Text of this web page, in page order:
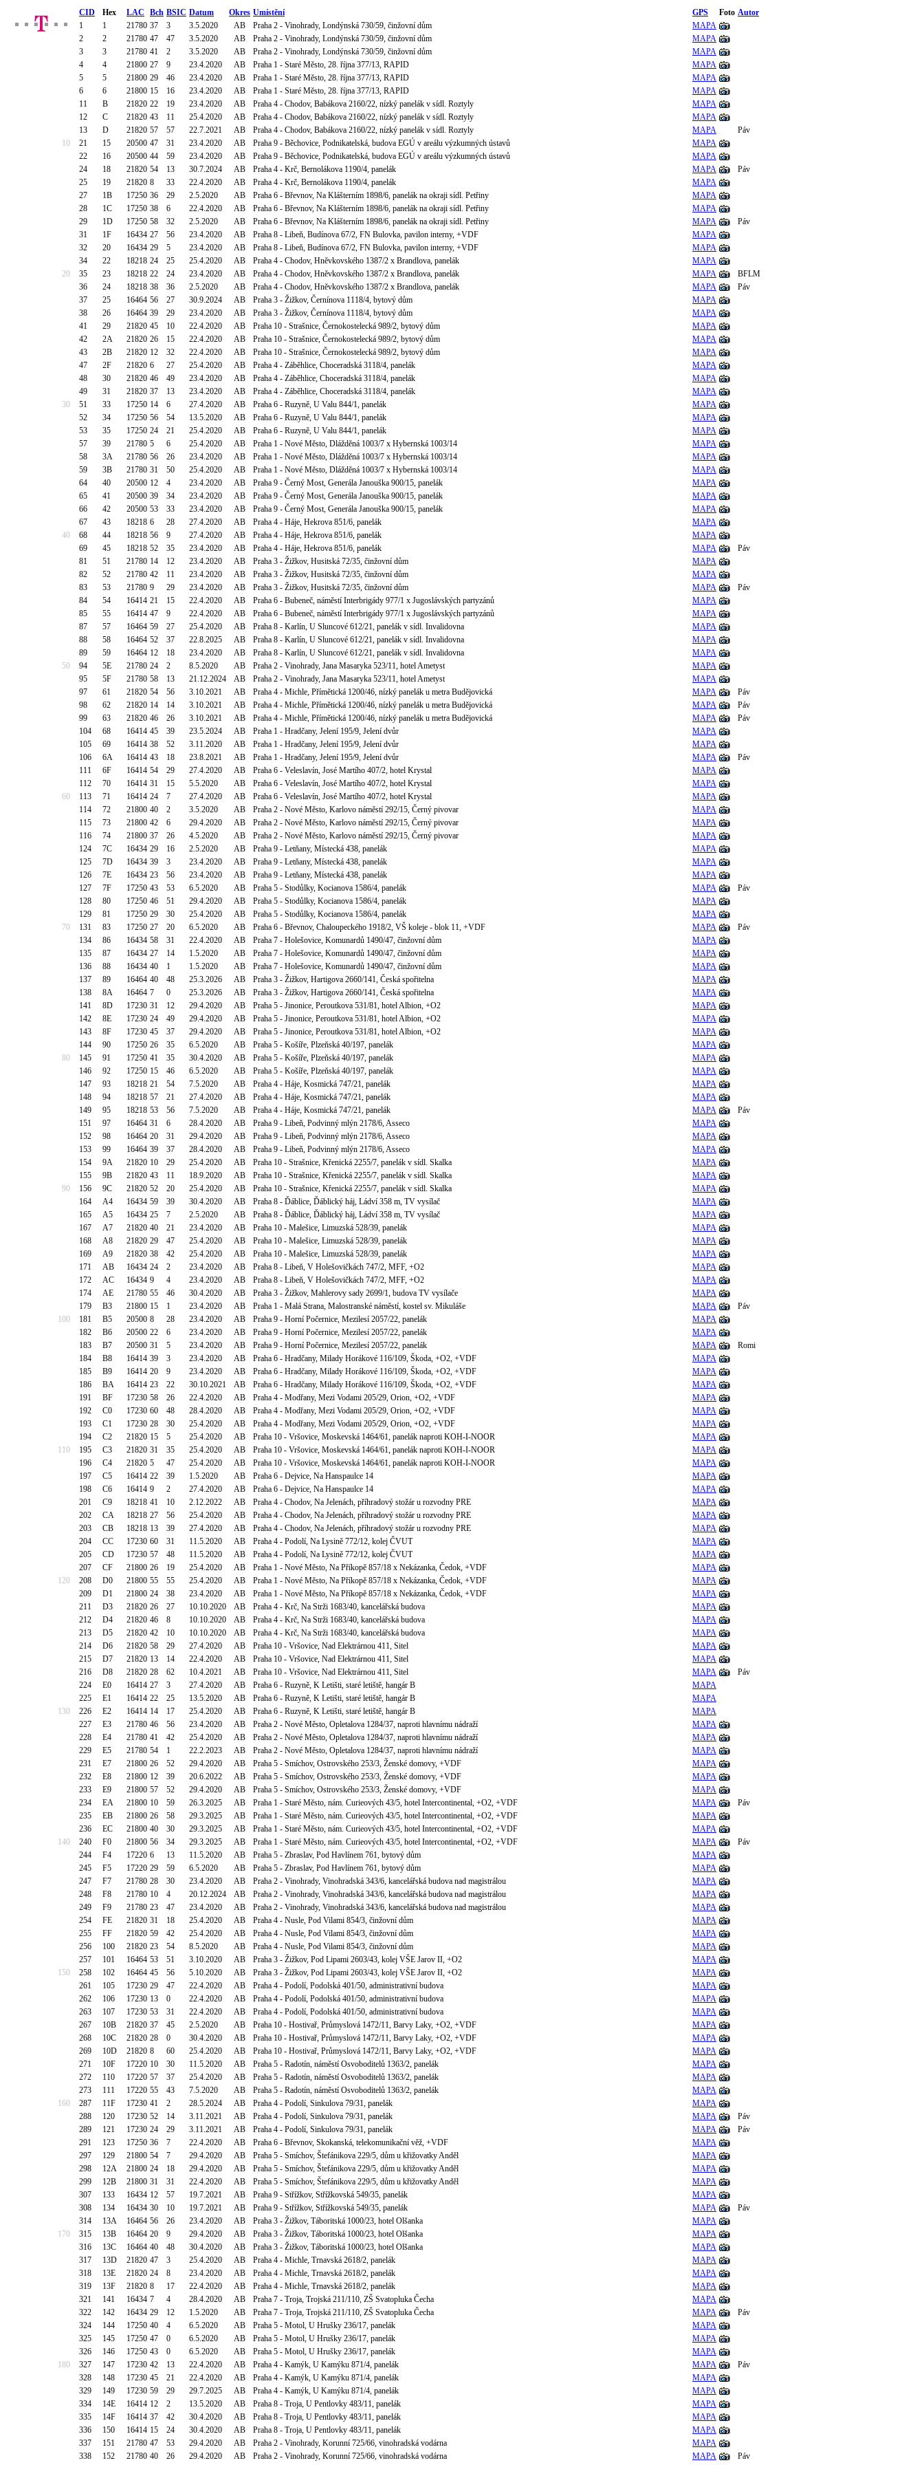
CID Hex LAC Bch BSIC Datum Okres Umístění GPS Foto Autor
1
1 21780 37 3 3.5.2020 AB Praha 2 - Vinohrady, Londýnská 730/59, činžovní dům
MAPA
2
2 21780 47 47 3.5.2020 AB Praha 2 - Vinohrady, Londýnská 730/59, činžovní dům
MAPA
3
3 21780 41 2 3.5.2020 AB Praha 2 - Vinohrady, Londýnská 730/59, činžovní dům
MAPA
4
4 21800 27 9 23.4.2020 AB Praha 1 - Staré Město, 28. října 377/13, RAPID
MAPA
5
5 21800 29 46 23.4.2020 AB Praha 1 - Staré Město, 28. října 377/13, RAPID
MAPA
6
6 21800 15 16 23.4.2020 AB Praha 1 - Staré Město, 28. října 377/13, RAPID
MAPA
11
B 21820 22 19 23.4.2020 AB Praha 4 - Chodov, Babákova 2160/22, nízký panelák v sídl. Roztyly
MAPA
12
C 21820 43 11 25.4.2020 AB Praha 4 - Chodov, Babákova 2160/22, nízký panelák v sídl. Roztyly
MAPA
13
D 21820 57 57 22.7.2021 AB Praha 4 - Chodov, Babákova 2160/22, nízký panelák v sídl. Roztyly MAPA
Páv
10
21 15 20500 47 31 23.4.2020 AB Praha 9 - Běchovice, Podnikatelská, budova EGÚ v areálu výzkumných ústavů
MAPA
22
16 20500 44 59 23.4.2020 AB Praha 9 - Běchovice, Podnikatelská, budova EGÚ v areálu výzkumných ústavů
MAPA
24
18 21820 54 13 30.7.2024 AB Praha 4 - Krč, Bernolákova 1190/4, panelák MAPA
Páv
25
19 21820 8 33 22.4.2020 AB Praha 4 - Krč, Bernolákova 1190/4, panelák
MAPA
27
1B 17250 36 29 2.5.2020 AB Praha 6 - Břevnov, Na Klášterním 1898/6, panelák na okraji sídl. Petřiny
MAPA
28
1C 17250 38 6 22.4.2020 AB Praha 6 - Břevnov, Na Klášterním 1898/6, panelák na okraji sídl. Petřiny
MAPA
29
1D 17250 58 32 2.5.2020 AB Praha 6 - Břevnov, Na Klášterním 1898/6, panelák na okraji sídl. Petřiny MAPA
Páv
31
1F 16434 27 56 23.4.2020 AB Praha 8 - Libeň, Budínova 67/2, FN Bulovka, pavilon interny, +VDF
MAPA
32
20 16434 29 5 23.4.2020 AB Praha 8 - Libeň, Budínova 67/2, FN Bulovka, pavilon interny, +VDF
MAPA
34
22 18218 24 25 25.4.2020 AB Praha 4 - Chodov, Hněvkovského 1387/2 x Brandlova, panelák
MAPA
20
35 23 18218 22 24 23.4.2020 AB Praha 4 - Chodov, Hněvkovského 1387/2 x Brandlova, panelák MAPA
BFLM
36
24 18218 38 36 2.5.2020 AB Praha 4 - Chodov, Hněvkovského 1387/2 x Brandlova, panelák MAPA
Páv
37
25 16464 56 27 30.9.2024 AB Praha 3 - Žižkov, Černínova 1118/4, bytový dům
MAPA
38
26 16464 39 29 23.4.2020 AB Praha 3 - Žižkov, Černínova 1118/4, bytový dům
MAPA
41
29 21820 45 10 22.4.2020 AB Praha 10 - Strašnice, Černokostelecká 989/2, bytový dům
MAPA
42
2A 21820 26 15 22.4.2020 AB Praha 10 - Strašnice, Černokostelecká 989/2, bytový dům
MAPA
43
2B 21820 12 32 22.4.2020 AB Praha 10 - Strašnice, Černokostelecká 989/2, bytový dům
MAPA
47
2F 21820 6 27 25.4.2020 AB Praha 4 - Záběhlice, Choceradská 3118/4, panelák
MAPA
48
30 21820 46 49 23.4.2020 AB Praha 4 - Záběhlice, Choceradská 3118/4, panelák
MAPA
49
31 21820 37 13 23.4.2020 AB Praha 4 - Záběhlice, Choceradská 3118/4, panelák
MAPA
30
51 33 17250 14 6 27.4.2020 AB Praha 6 - Ruzyně, U Valu 844/1, panelák
MAPA
52
34 17250 56 54 13.5.2020 AB Praha 6 - Ruzyně, U Valu 844/1, panelák
MAPA
53
35 17250 24 21 25.4.2020 AB Praha 6 - Ruzyně, U Valu 844/1, panelák
MAPA
57
39 21780 5 6 25.4.2020 AB Praha 1 - Nové Město, Dlážděná 1003/7 x Hybernská 1003/14
MAPA
58
3A 21780 56 26 23.4.2020 AB Praha 1 - Nové Město, Dlážděná 1003/7 x Hybernská 1003/14
MAPA
59
3B 21780 31 50 25.4.2020 AB Praha 1 - Nové Město, Dlážděná 1003/7 x Hybernská 1003/14
MAPA
64
40 20500 12 4 23.4.2020 AB Praha 9 - Černý Most, Generála Janouška 900/15, panelák
MAPA
65
41 20500 39 34 23.4.2020 AB Praha 9 - Černý Most, Generála Janouška 900/15, panelák
MAPA
66
42 20500 53 33 23.4.2020 AB Praha 9 - Černý Most, Generála Janouška 900/15, panelák
MAPA
67
43 18218 6 28 27.4.2020 AB Praha 4 - Háje, Hekrova 851/6, panelák
MAPA
40
68 44 18218 56 9 27.4.2020 AB Praha 4 - Háje, Hekrova 851/6, panelák
MAPA
69
45 18218 52 35 23.4.2020 AB Praha 4 - Háje, Hekrova 851/6, panelák MAPA
Páv
81
51 21780 14 12 23.4.2020 AB Praha 3 - Žižkov, Husitská 72/35, činžovní dům
MAPA
82
52 21780 42 11 23.4.2020 AB Praha 3 - Žižkov, Husitská 72/35, činžovní dům
MAPA
83
53 21780 9 29 23.4.2020 AB Praha 3 - Žižkov, Husitská 72/35, činžovní dům MAPA
Páv
84
54 16414 21 15 22.4.2020 AB Praha 6 - Bubeneč, náměstí Interbrigády 977/1 x Jugoslávských partyzánů
MAPA
85
55 16414 47 9 22.4.2020 AB Praha 6 - Bubeneč, náměstí Interbrigády 977/1 x Jugoslávských partyzánů
MAPA
87
57 16464 59 27 25.4.2020 AB Praha 8 - Karlín, U Sluncové 612/21, panelák v sídl. Invalidovna
MAPA
88
58 16464 52 37 22.8.2025 AB Praha 8 - Karlín, U Sluncové 612/21, panelák v sídl. Invalidovna
MAPA
89
59 16464 12 18 23.4.2020 AB Praha 8 - Karlín, U Sluncové 612/21, panelák v sídl. Invalidovna
MAPA
50
94 5E 21780 24 2 8.5.2020 AB Praha 2 - Vinohrady, Jana Masaryka 523/11, hotel Ametyst
MAPA
95
5F 21780 58 13 21.12.2024 AB Praha 2 - Vinohrady, Jana Masaryka 523/11, hotel Ametyst
MAPA
97
61 21820 54 56 3.10.2021 AB Praha 4 - Michle, Přímětická 1200/46, nízký panelák u metra Budějovická MAPA
Páv
98
62 21820 14 14 3.10.2021 AB Praha 4 - Michle, Přímětická 1200/46, nízký panelák u metra Budějovická MAPA
Páv
99
63 21820 46 26 3.10.2021 AB Praha 4 - Michle, Přímětická 1200/46, nízký panelák u metra Budějovická MAPA
Páv
104
68 16414 45 39 23.5.2024 AB Praha 1 - Hradčany, Jelení 195/9, Jelení dvůr
MAPA
105
69 16414 38 52 3.11.2020 AB Praha 1 - Hradčany, Jelení 195/9, Jelení dvůr
MAPA
106
6A 16414 43 18 23.8.2021 AB Praha 1 - Hradčany, Jelení 195/9, Jelení dvůr MAPA
Páv
111
6F 16414 54 29 27.4.2020 AB Praha 6 - Veleslavín, José Martího 407/2, hotel Krystal
MAPA
112
70 16414 31 15 5.5.2020 AB Praha 6 - Veleslavín, José Martího 407/2, hotel Krystal
MAPA
60
113 71 16414 24 7 27.4.2020 AB Praha 6 - Veleslavín, José Martího 407/2, hotel Krystal
MAPA
114
72 21800 40 2 3.5.2020 AB Praha 2 - Nové Město, Karlovo náměstí 292/15, Černý pivovar
MAPA
115
73 21800 42 6 29.4.2020 AB Praha 2 - Nové Město, Karlovo náměstí 292/15, Černý pivovar
MAPA
116
74 21800 37 26 4.5.2020 AB Praha 2 - Nové Město, Karlovo náměstí 292/15, Černý pivovar
MAPA
124
7C 16434 29 16 2.5.2020 AB Praha 9 - Letňany, Místecká 438, panelák
MAPA
125
7D 16434 39 3 23.4.2020 AB Praha 9 - Letňany, Místecká 438, panelák
MAPA
126
7E 16434 23 56 23.4.2020 AB Praha 9 - Letňany, Místecká 438, panelák
MAPA
127
7F 17250 43 53 6.5.2020 AB Praha 5 - Stodůlky, Kocianova 1586/4, panelák MAPA
Páv
128
80 17250 46 51 29.4.2020 AB Praha 5 - Stodůlky, Kocianova 1586/4, panelák
MAPA
129
81 17250 29 30 25.4.2020 AB Praha 5 - Stodůlky, Kocianova 1586/4, panelák
MAPA
70
131 83 17250 27 20 6.5.2020 AB Praha 6 - Břevnov, Chaloupeckého 1918/2, VŠ koleje - blok 11, +VDF MAPA
Páv
134
86 16434 58 31 22.4.2020 AB Praha 7 - Holešovice, Komunardů 1490/47, činžovní dům
MAPA
135
87 16434 27 14 1.5.2020 AB Praha 7 - Holešovice, Komunardů 1490/47, činžovní dům
MAPA
136
88 16434 40 1 1.5.2020 AB Praha 7 - Holešovice, Komunardů 1490/47, činžovní dům
MAPA
137
89 16464 40 48 25.3.2026 AB Praha 3 - Žižkov, Hartigova 2660/141, Česká spořitelna
MAPA
138
8A 16464 7 0 25.3.2026 AB Praha 3 - Žižkov, Hartigova 2660/141, Česká spořitelna
MAPA
141
8D 17230 31 12 29.4.2020 AB Praha 5 - Jinonice, Peroutkova 531/81, hotel Albion, +O2
MAPA
142
8E 17230 24 49 29.4.2020 AB Praha 5 - Jinonice, Peroutkova 531/81, hotel Albion, +O2
MAPA
143
8F 17230 45 37 29.4.2020 AB Praha 5 - Jinonice, Peroutkova 531/81, hotel Albion, +O2
MAPA
144
90 17250 26 35 6.5.2020 AB Praha 5 - Košíře, Plzeňská 40/197, panelák
MAPA
80
145 91 17250 41 35 30.4.2020 AB Praha 5 - Košíře, Plzeňská 40/197, panelák
MAPA
146
92 17250 15 46 6.5.2020 AB Praha 5 - Košíře, Plzeňská 40/197, panelák
MAPA
147
93 18218 21 54 7.5.2020 AB Praha 4 - Háje, Kosmická 747/21, panelák
MAPA
148
94 18218 57 21 27.4.2020 AB Praha 4 - Háje, Kosmická 747/21, panelák
MAPA
149
95 18218 53 56 7.5.2020 AB Praha 4 - Háje, Kosmická 747/21, panelák MAPA
Páv
151
97 16464 31 6 28.4.2020 AB Praha 9 - Libeň, Podvinný mlýn 2178/6, Asseco
MAPA
152
98 16464 20 31 29.4.2020 AB Praha 9 - Libeň, Podvinný mlýn 2178/6, Asseco
MAPA
153
99 16464 39 37 28.4.2020 AB Praha 9 - Libeň, Podvinný mlýn 2178/6, Asseco
MAPA
154
9A 21820 10 29 25.4.2020 AB Praha 10 - Strašnice, Křenická 2255/7, panelák v sídl. Skalka
MAPA
155
9B 21820 43 11 18.9.2020 AB Praha 10 - Strašnice, Křenická 2255/7, panelák v sídl. Skalka
MAPA
90
156 9C 21820 52 20 25.4.2020 AB Praha 10 - Strašnice, Křenická 2255/7, panelák v sídl. Skalka
MAPA
164
A4 16434 59 39 30.4.2020 AB Praha 8 - Ďáblice, Ďáblický háj, Ládví 358 m, TV vysílač
MAPA
165
A5 16434 25 7 2.5.2020 AB Praha 8 - Ďáblice, Ďáblický háj, Ládví 358 m, TV vysílač
MAPA
167
A7 21820 40 21 23.4.2020 AB Praha 10 - Malešice, Limuzská 528/39, panelák
MAPA
168
A8 21820 29 47 25.4.2020 AB Praha 10 - Malešice, Limuzská 528/39, panelák
MAPA
169
A9 21820 38 42 25.4.2020 AB Praha 10 - Malešice, Limuzská 528/39, panelák
MAPA
171
AB 16434 24 2 23.4.2020 AB Praha 8 - Libeň, V Holešovičkách 747/2, MFF, +O2
MAPA
172
AC 16434 9 4 23.4.2020 AB Praha 8 - Libeň, V Holešovičkách 747/2, MFF, +O2
MAPA
174
AE 21780 55 46 30.4.2020 AB Praha 3 - Žižkov, Mahlerovy sady 2699/1, budova TV vysílače
MAPA
179
B3 21800 15 1 23.4.2020 AB Praha 1 - Malá Strana, Malostranské náměstí, kostel sv. Mikuláše MAPA
Páv
100
181 B5 20500 8 28 23.4.2020 AB Praha 9 - Horní Počernice, Mezilesí 2057/22, panelák
MAPA
182
B6 20500 22 6 23.4.2020 AB Praha 9 - Horní Počernice, Mezilesí 2057/22, panelák
MAPA
183
B7 20500 31 5 23.4.2020 AB Praha 9 - Horní Počernice, Mezilesí 2057/22, panelák MAPA
Romi
184
B8 16414 39 3 23.4.2020 AB Praha 6 - Hradčany, Milady Horákové 116/109, Škoda, +O2, +VDF
MAPA
185
B9 16414 20 9 23.4.2020 AB Praha 6 - Hradčany, Milady Horákové 116/109, Škoda, +O2, +VDF
MAPA
186
BA 16414 23 22 30.10.2021 AB Praha 6 - Hradčany, Milady Horákové 116/109, Škoda, +O2, +VDF
MAPA
191
BF 17230 58 26 22.4.2020 AB Praha 4 - Modřany, Mezi Vodami 205/29, Orion, +O2, +VDF
MAPA
192
C0 17230 60 48 28.4.2020 AB Praha 4 - Modřany, Mezi Vodami 205/29, Orion, +O2, +VDF
MAPA
193
C1 17230 28 30 25.4.2020 AB Praha 4 - Modřany, Mezi Vodami 205/29, Orion, +O2, +VDF
MAPA
194
C2 21820 15 5 25.4.2020 AB Praha 10 - Vršovice, Moskevská 1464/61, panelák naproti KOH-I-NOOR
MAPA
110
195 C3 21820 31 35 25.4.2020 AB Praha 10 - Vršovice, Moskevská 1464/61, panelák naproti KOH-I-NOOR
MAPA
196
C4 21820 5 47 25.4.2020 AB Praha 10 - Vršovice, Moskevská 1464/61, panelák naproti KOH-I-NOOR
MAPA
197
C5 16414 22 39 1.5.2020 AB Praha 6 - Dejvice, Na Hanspaulce 14
MAPA
198
C6 16414 9 2 27.4.2020 AB Praha 6 - Dejvice, Na Hanspaulce 14
MAPA
201
C9 18218 41 10 2.12.2022 AB Praha 4 - Chodov, Na Jelenách, příhradový stožár u rozvodny PRE
MAPA
202
CA 18218 27 56 25.4.2020 AB Praha 4 - Chodov, Na Jelenách, příhradový stožár u rozvodny PRE
MAPA
203
CB 18218 13 39 27.4.2020 AB Praha 4 - Chodov, Na Jelenách, příhradový stožár u rozvodny PRE
MAPA
204
CC 17230 60 31 11.5.2020 AB Praha 4 - Podolí, Na Lysině 772/12, kolej ČVUT
MAPA
205
CD 17230 57 48 11.5.2020 AB Praha 4 - Podolí, Na Lysině 772/12, kolej ČVUT
MAPA
207
CF 21800 26 19 25.4.2020 AB Praha 1 - Nové Město, Na Příkopě 857/18 x Nekázanka, Čedok, +VDF
MAPA
120
208 D0 21800 55 55 25.4.2020 AB Praha 1 - Nové Město, Na Příkopě 857/18 x Nekázanka, Čedok, +VDF
MAPA
209
D1 21800 24 38 23.4.2020 AB Praha 1 - Nové Město, Na Příkopě 857/18 x Nekázanka, Čedok, +VDF
MAPA
211
D3 21820 26 27 10.10.2020 AB Praha 4 - Krč, Na Strži 1683/40, kancelářská budova
MAPA
212
D4 21820 46 8 10.10.2020 AB Praha 4 - Krč, Na Strži 1683/40, kancelářská budova
MAPA
213
D5 21820 42 10 10.10.2020 AB Praha 4 - Krč, Na Strži 1683/40, kancelářská budova
MAPA
214
D6 21820 58 29 27.4.2020 AB Praha 10 - Vršovice, Nad Elektrárnou 411, Sitel
MAPA
215
D7 21820 13 14 22.4.2020 AB Praha 10 - Vršovice, Nad Elektrárnou 411, Sitel
MAPA
216
D8 21820 28 62 10.4.2021 AB Praha 10 - Vršovice, Nad Elektrárnou 411, Sitel MAPA
Páv
224
E0 16414 27 3 27.4.2020 AB Praha 6 - Ruzyně, K Letišti, staré letiště, hangár B
MAPA
225
E1 16414 22 25 13.5.2020 AB Praha 6 - Ruzyně, K Letišti, staré letiště, hangár B
MAPA
130
226 E2 16414 14 17 25.4.2020 AB Praha 6 - Ruzyně, K Letišti, staré letiště, hangár B
MAPA
227
E3 21780 46 56 23.4.2020 AB Praha 2 - Nové Město, Opletalova 1284/37, naproti hlavnímu nádraží
MAPA
228
E4 21780 41 42 25.4.2020 AB Praha 2 - Nové Město, Opletalova 1284/37, naproti hlavnímu nádraží
MAPA
229
E5 21780 54 1 22.2.2023 AB Praha 2 - Nové Město, Opletalova 1284/37, naproti hlavnímu nádraží
MAPA
231
E7 21800 26 52 29.4.2020 AB Praha 5 - Smíchov, Ostrovského 253/3, Ženské domovy, +VDF
MAPA
232
E8 21800 12 39 20.6.2022 AB Praha 5 - Smíchov, Ostrovského 253/3, Ženské domovy, +VDF
MAPA
233
E9 21800 57 52 29.4.2020 AB Praha 5 - Smíchov, Ostrovského 253/3, Ženské domovy, +VDF
MAPA
234
EA 21800 10 59 26.3.2025 AB Praha 1 - Staré Město, nám. Curieových 43/5, hotel Intercontinental, +O2, +VDF MAPA
Páv
235
EB 21800 26 58 29.3.2025 AB Praha 1 - Staré Město, nám. Curieových 43/5, hotel Intercontinental, +O2, +VDF
MAPA
236
EC 21800 40 30 29.3.2025 AB Praha 1 - Staré Město, nám. Curieových 43/5, hotel Intercontinental, +O2, +VDF
MAPA
140
240 F0 21800 56 34 29.3.2025 AB Praha 1 - Staré Město, nám. Curieových 43/5, hotel Intercontinental, +O2, +VDF MAPA
Páv
244
F4 17220 6 13 11.5.2020 AB Praha 5 - Zbraslav, Pod Havlínem 761, bytový dům
MAPA
245
F5 17220 29 59 6.5.2020 AB Praha 5 - Zbraslav, Pod Havlínem 761, bytový dům
MAPA
247
F7 21780 28 30 23.4.2020 AB Praha 2 - Vinohrady, Vinohradská 343/6, kancelářská budova nad magistrálou
MAPA
248
F8 21780 10 4 20.12.2024 AB Praha 2 - Vinohrady, Vinohradská 343/6, kancelářská budova nad magistrálou
MAPA
249
F9 21780 23 47 23.4.2020 AB Praha 2 - Vinohrady, Vinohradská 343/6, kancelářská budova nad magistrálou
MAPA
254
FE 21820 31 18 25.4.2020 AB Praha 4 - Nusle, Pod Vilami 854/3, činžovní dům
MAPA
255
FF 21820 59 42 25.4.2020 AB Praha 4 - Nusle, Pod Vilami 854/3, činžovní dům
MAPA
256
100 21820 23 54 8.5.2020 AB Praha 4 - Nusle, Pod Vilami 854/3, činžovní dům
MAPA
257
101 16464 53 51 3.10.2020 AB Praha 3 - Žižkov, Pod Lipami 2603/43, kolej VŠE Jarov II, +O2
MAPA
150
258 102 16464 45 56 5.10.2020 AB Praha 3 - Žižkov, Pod Lipami 2603/43, kolej VŠE Jarov II, +O2
MAPA
261
105 17230 29 47 22.4.2020 AB Praha 4 - Podolí, Podolská 401/50, administrativní budova
MAPA
262
106 17230 13 0 22.4.2020 AB Praha 4 - Podolí, Podolská 401/50, administrativní budova
MAPA
263
107 17230 53 31 22.4.2020 AB Praha 4 - Podolí, Podolská 401/50, administrativní budova
MAPA
267
10B 21820 37 45 2.5.2020 AB Praha 10 - Hostivař, Průmyslová 1472/11, Barvy Laky, +O2, +VDF
MAPA
268
10C 21820 28 0 30.4.2020 AB Praha 10 - Hostivař, Průmyslová 1472/11, Barvy Laky, +O2, +VDF
MAPA
269
10D 21820 8 60 25.4.2020 AB Praha 10 - Hostivař, Průmyslová 1472/11, Barvy Laky, +O2, +VDF
MAPA
271
10F 17220 10 30 11.5.2020 AB Praha 5 - Radotín, náměstí Osvoboditelů 1363/2, panelák
MAPA
272
110 17220 57 37 25.4.2020 AB Praha 5 - Radotín, náměstí Osvoboditelů 1363/2, panelák
MAPA
273
111 17220 55 43 7.5.2020 AB Praha 5 - Radotín, náměstí Osvoboditelů 1363/2, panelák
MAPA
160
287 11F 17230 41 2 28.5.2024 AB Praha 4 - Podolí, Sinkulova 79/31, panelák
MAPA
288
120 17230 52 14 3.11.2021 AB Praha 4 - Podolí, Sinkulova 79/31, panelák MAPA
Páv
289
121 17230 24 29 3.11.2021 AB Praha 4 - Podolí, Sinkulova 79/31, panelák MAPA
Páv
291
123 17250 36 7 22.4.2020 AB Praha 6 - Břevnov, Skokanská, telekomunikační věž, +VDF
MAPA
297
129 21800 54 7 29.4.2020 AB Praha 5 - Smíchov, Štefánikova 229/5, dům u křižovatky Anděl
MAPA
298
12A 21800 24 18 29.4.2020 AB Praha 5 - Smíchov, Štefánikova 229/5, dům u křižovatky Anděl
MAPA
299
12B 21800 31 31 22.4.2020 AB Praha 5 - Smíchov, Štefánikova 229/5, dům u křižovatky Anděl
MAPA
307
133 16434 12 57 19.7.2021 AB Praha 9 - Střížkov, Střížkovská 549/35, panelák
MAPA
308
134 16434 30 10 19.7.2021 AB Praha 9 - Střížkov, Střížkovská 549/35, panelák MAPA
Páv
314
13A 16464 56 26 23.4.2020 AB Praha 3 - Žižkov, Táboritská 1000/23, hotel Olšanka
MAPA
170
315 13B 16464 20 9 29.4.2020 AB Praha 3 - Žižkov, Táboritská 1000/23, hotel Olšanka
MAPA
316
13C 16464 40 48 30.4.2020 AB Praha 3 - Žižkov, Táboritská 1000/23, hotel Olšanka
MAPA
317
13D 21820 47 3 25.4.2020 AB Praha 4 - Michle, Trnavská 2618/2, panelák
MAPA
318
13E 21820 24 8 23.4.2020 AB Praha 4 - Michle, Trnavská 2618/2, panelák
MAPA
319
13F 21820 8 17 22.4.2020 AB Praha 4 - Michle, Trnavská 2618/2, panelák
MAPA
321
141 16434 7 4 28.4.2020 AB Praha 7 - Troja, Trojská 211/110, ZŠ Svatopluka Čecha
MAPA
322
142 16434 29 12 1.5.2020 AB Praha 7 - Troja, Trojská 211/110, ZŠ Svatopluka Čecha MAPA
Páv
324
144 17250 40 4 6.5.2020 AB Praha 5 - Motol, U Hrušky 236/17, panelák
MAPA
325
145 17250 47 0 6.5.2020 AB Praha 5 - Motol, U Hrušky 236/17, panelák
MAPA
326
146 17250 43 0 6.5.2020 AB Praha 5 - Motol, U Hrušky 236/17, panelák
MAPA
180
327 147 17230 42 13 22.4.2020 AB Praha 4 - Kamýk, U Kamýku 871/4, panelák MAPA
Páv
328
148 17230 45 21 22.4.2020 AB Praha 4 - Kamýk, U Kamýku 871/4, panelák
MAPA
329
149 17230 59 29 29.7.2025 AB Praha 4 - Kamýk, U Kamýku 871/4, panelák
MAPA
334
14E 16414 12 2 13.5.2020 AB Praha 8 - Troja, U Pentlovky 483/11, panelák
MAPA
335
14F 16414 37 42 30.4.2020 AB Praha 8 - Troja, U Pentlovky 483/11, panelák
MAPA
336
150 16414 15 24 30.4.2020 AB Praha 8 - Troja, U Pentlovky 483/11, panelák
MAPA
337
151 21780 47 53 29.4.2020 AB Praha 2 - Vinohrady, Korunní 725/66, vinohradská vodárna
MAPA
338
152 21780 40 26 29.4.2020 AB Praha 2 - Vinohrady, Korunní 725/66, vinohradská vodárna MAPA
Páv